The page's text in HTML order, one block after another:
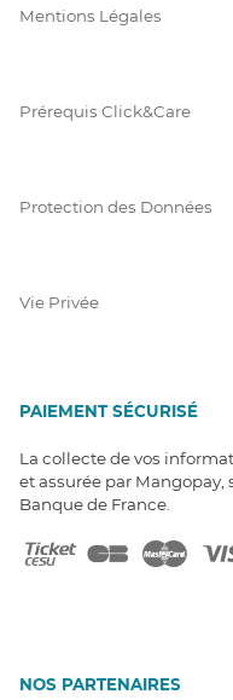
Mentions Légales
Prérequis Click&Care
Protection des Données
Vie Privée
PAIEMENT SÉCURISÉ
La collecte de vos
et assurée par
Banque de France.
NOS PARTENAIRES